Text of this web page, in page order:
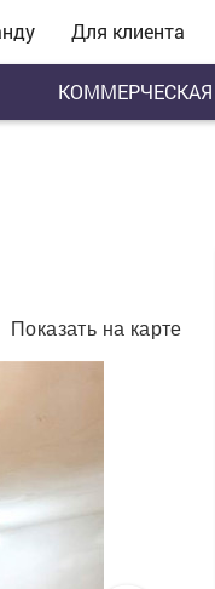
Для клиента
Показать на карте